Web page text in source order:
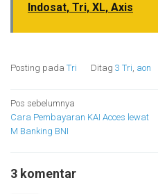
Indosat, Tri, XL, Axis
Posting pada Tri Ditag 3 Tri, aon
Navigasi
pos
Pos sebelumnya
Cara Pembayaran KAI Acces lewat
M Banking BNI
3 komentar